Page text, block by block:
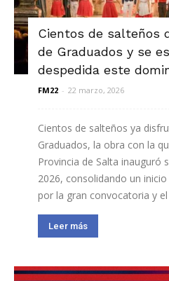
Cientos de salteños
de Graduados y se
despedida este
FM22 - 22 marzo, 2026
Cientos de salteños ya
Graduados, la obra con la
Provincia de Salta inauguró
2026, consolidando un
por la gran convocatoria y
Leer más